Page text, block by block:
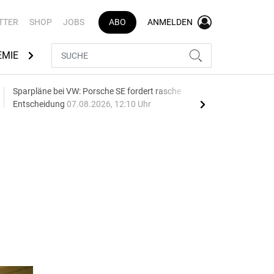
SHOP JOBS ABO ANMELDEN
AUTOMARKEN
Sparpläne bei VW: Porsche SE fordert rasche
Entscheidung 07.08.2026, 12:10 Uhr